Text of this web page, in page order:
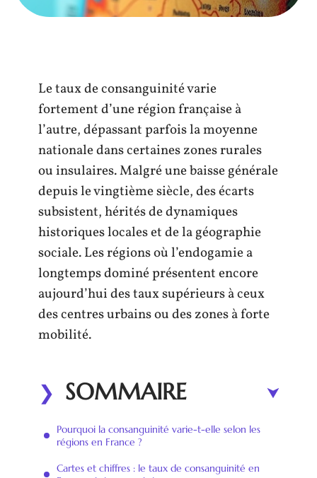
Le taux de consanguinité varie
fortement d’une région française à
l’autre, dépassant parfois la moyenne
nationale dans certaines zones rurales
ou insulaires. Malgré une baisse générale
depuis le vingtième siècle, des écarts
subsistent, hérités de dynamiques
historiques locales et de la géographie
sociale. Les régions où l’endogamie a
longtemps dominé présentent encore
aujourd’hui des taux supérieurs à ceux
des centres urbains ou des zones à forte
mobilité.
SOMMAIRE
Pourquoi la consanguinité varie-t-elle selon les
régions en France ?
Cartes et chiffres : le taux de consanguinité en